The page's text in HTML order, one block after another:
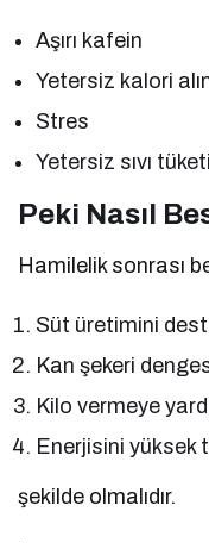
Aşırı kafein
Yetersiz kalori
Stres
Yetersiz sıvı
Peki Nasıl
Hamilelik sonrası
Süt üretimini
Kan şekeri
Kilo vermeye
Enerjisini yüksek
şekilde olmalıdır.